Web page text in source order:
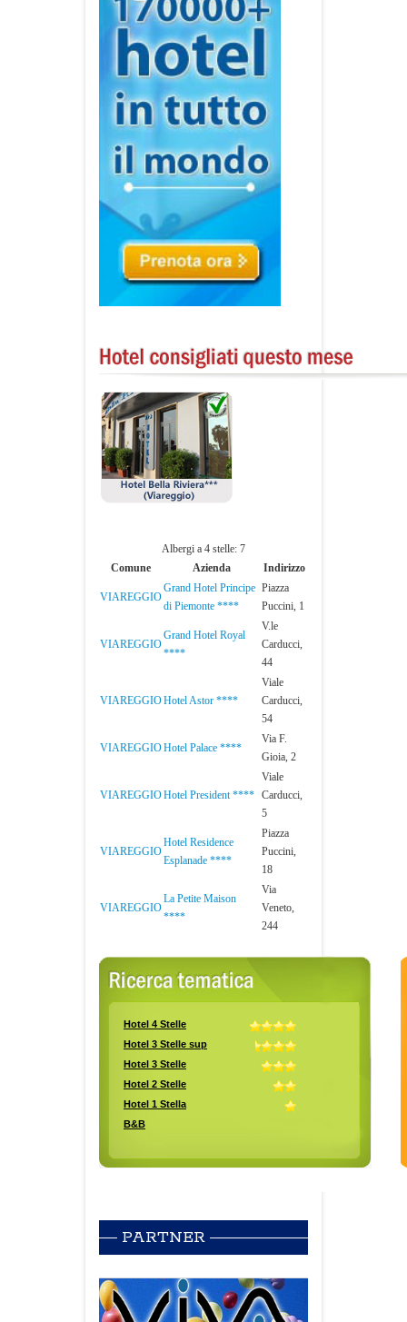
Albergi a 4 stelle: 7
Comune
Azienda Indirizzo
VIAREGGIO
Grand Hotel Principe
di Piemonte ****
Piazza
Puccini, 1
VIAREGGIO
Grand Hotel Royal
****
V.le
Carducci,
44
VIAREGGIOHotel Astor ****
Viale
Carducci,
54
VIAREGGIOHotel Palace ****
Via F.
Gioia, 2
VIAREGGIOHotel President ****
Viale
Carducci,
5
VIAREGGIO
Hotel Residence
Esplanade ****
Piazza
Puccini,
18
VIAREGGIO
La Petite Maison
****
Via
Veneto,
244
PARTNER